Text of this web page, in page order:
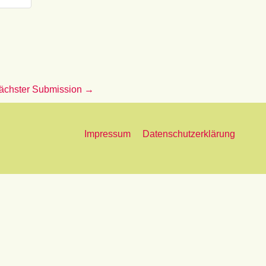
Submission →
Impressum Datenschutzerklärung